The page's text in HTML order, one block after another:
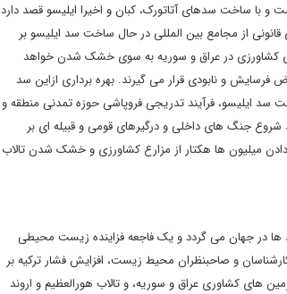
با ساخت سدهای آتاتورک، کبان و اخیرا ایلیسو قصد دارد
از مجامع بین المللی در حال ساخت سد ایلیسو بر
این سد زمین های کشاورزی در عراق و سوریه به سوی خشک شدن خواهد
و نابودی قرار می گیرند. بهره برداری ازاین سد
سد ایلیسو، فرآیند تدریجی فروپاشی حوزه تمدنی منطقه و
جنگ های داخلی و درگیرهای قومی و قبیله ای بر
میلیون ها هکتار از مزارع کشاورزی و خشک شدن تالاب
در جهان می گردد و یک فاجعه فزاینده زیست محیطی
و صاحبنظران محیط زیست، افزایش فشار ترکیه بر
های کشاوری عراق و سوریه، و تالاب هورالعظیم و اروند